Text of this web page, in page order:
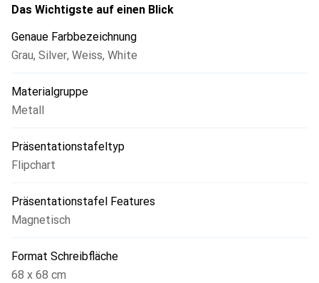
Das Wichtigste auf einen Blick
Genaue Farbbezeichnung
Grau, Silver, Weiss, White
Materialgruppe
Metall
Präsentationstafeltyp
Flipchart
Präsentationstafel Features
Magnetisch
Format Schreibfläche
68 x 68 cm